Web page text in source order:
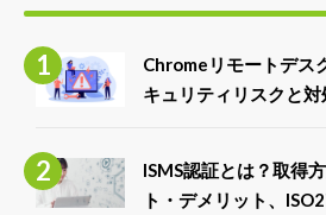
Chromeリモートデス
キュリティリスクと対
ISMS認証とは？取得
ト・デメリット、